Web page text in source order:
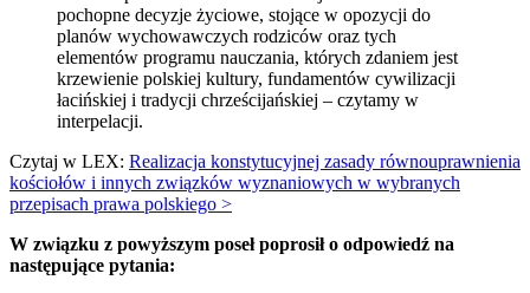
pochopne decyzje życiowe, stojące w opozycji do
planów wychowawczych rodziców oraz tych
elementów programu nauczania, których zdaniem jest
krzewienie polskiej kultury, fundamentów cywilizacji
łacińskiej i tradycji chrześcijańskiej – czytamy w
interpelacji.
Czytaj w LEX: Realizacja konstytucyjnej zasady równouprawnienia
kościołów i innych związków wyznaniowych w wybranych
przepisach prawa polskiego >
W związku z powyższym poseł poprosił o odpowiedź na
następujące pytania: